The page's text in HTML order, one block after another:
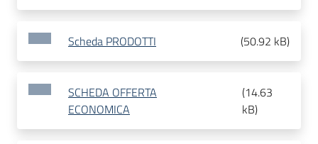
Scheda PRODOTTI (50.92 kB)
SCHEDA OFFERTA
ECONOMICA
(14.63
kB)